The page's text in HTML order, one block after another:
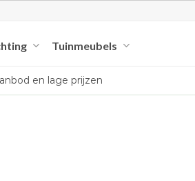
Tuinmeubels
en lage prijzen